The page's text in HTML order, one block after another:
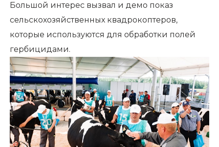
Большой интерес вызвал и демо показ
сельскохозяйственных квадрокоптеров,
которые используются для обработки полей
гербицидами.